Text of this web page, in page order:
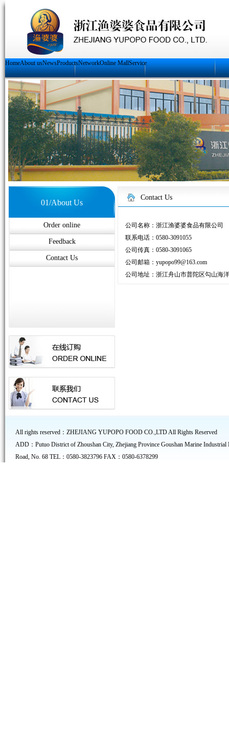
HomeAbout usNewsProductsNetworkOnline MallService
01/About Us
Order online
Feedback
Contact Us
Contact Us
公司名称：浙江渔婆婆食品有限公司
联系电话：0580-3091055
公司传真：0580-3091065
公司邮箱： yupopo99@163.com
公司地址：浙江舟山市普陀区勾山海
All rights reserved：ZHEJIANG YUPOPO FOOD CO.,LTD All Rights Reserved
ADD：Putuo District of Zhoushan City, Zhejiang Province Goushan Marine Industrial
Road, No. 68 TEL：0580-3823796 FAX：0580-6378299